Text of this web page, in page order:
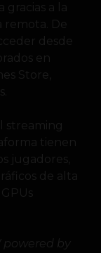
gracias a la
remota. De
desde
en
Store,
streaming
tienen
jugadores,
de alta
powered by